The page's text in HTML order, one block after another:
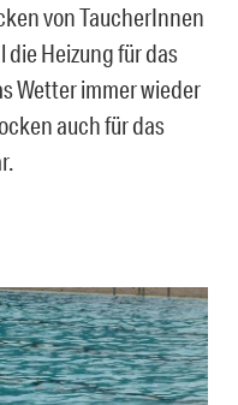
von TaucherInnen
Heizung für das
Wetter immer wieder
auch für das